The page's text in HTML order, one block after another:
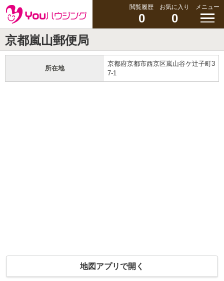
閲覧履歴
0
お気に入り
0
メニュー
京都嵐山郵便局
所在地
京都府京都市西京区嵐山谷ケ辻子町3
7-1
地図アプリで開く